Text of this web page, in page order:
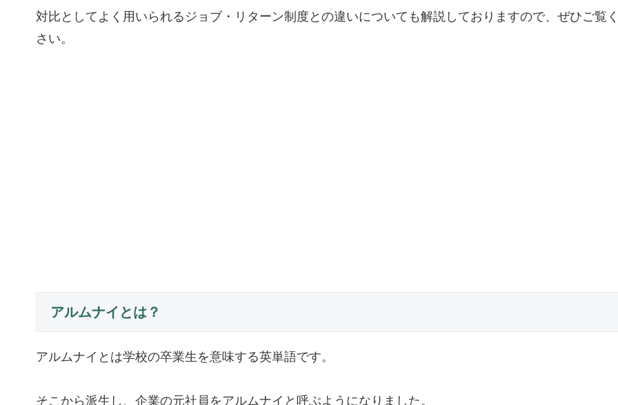
対比としてよく用いられるジョブ・リターン制度との違いについても解説しておりますので、ぜひご覧
さい。
アルムナイとは？
アルムナイとは学校の卒業生を意味する英単語です。
そこから派生し、企業の元社員をアルムナイと呼ぶようになりました。